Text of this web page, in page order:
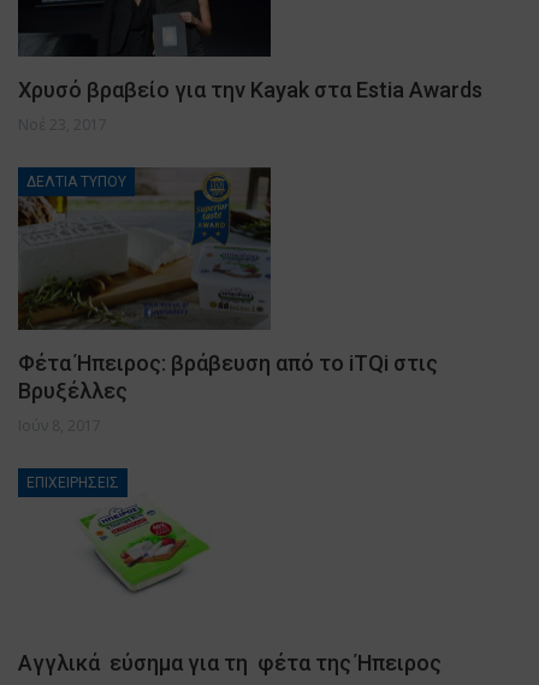
Χρυσό βραβείο για την Kayak στα Estia Awards
Νοέ 23, 2017
ΔΕΛΤΙΑ ΤΥΠΟΥ
Φέτα Ήπειρος: βράβευση από το iTQi στις
Βρυξέλλες
Ιούν 8, 2017
ΕΠΙΧΕΙΡΗΣΕΙΣ
Αγγλικά εύσημα για τη φέτα της Ήπειρος